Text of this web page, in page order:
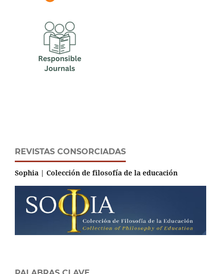
REVISTAS CONSORCIADAS
Sophia | Colección de filosofía de la educación